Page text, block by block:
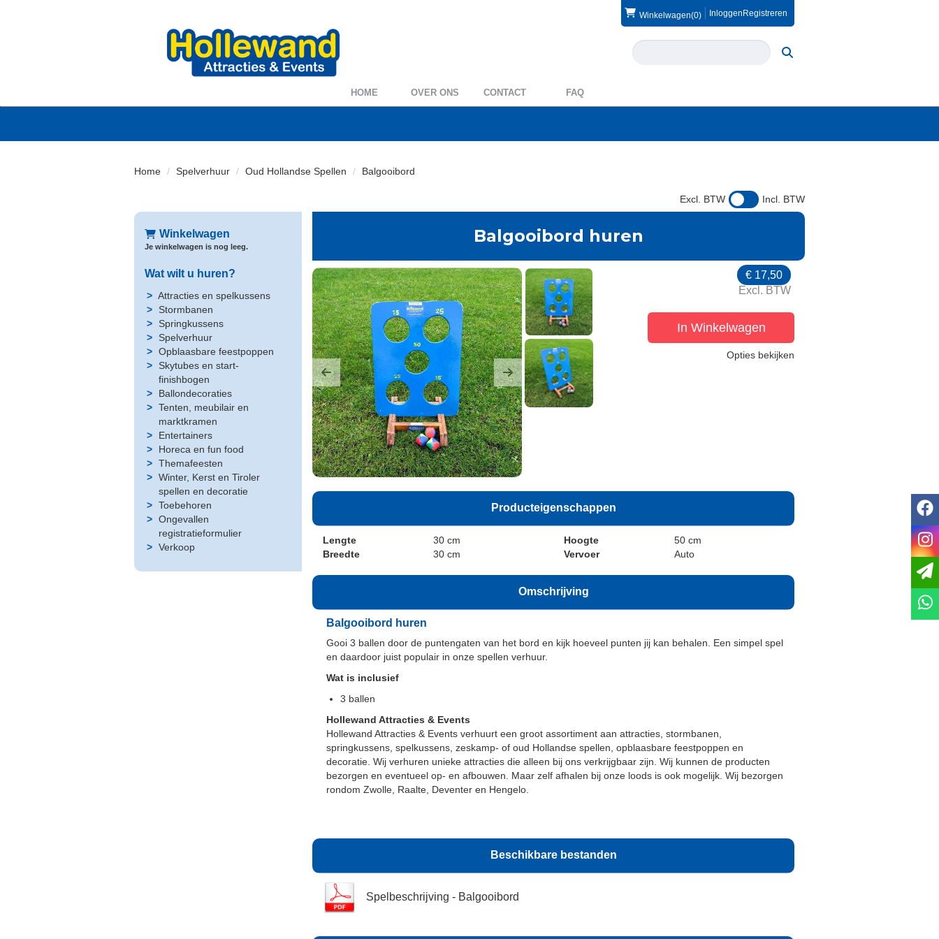
Winkelwagen(0) Inloggen Registreren
HOME OVER ONS CONTACT FAQ
Home Spelverhuur Oud Hollandse Spellen Balgooibord
Excl. BTW Incl. BTW
Winkelwagen
Je winkelwagen is nog leeg.
Wat wilt u huren?
Attracties en spelkussens
Stormbanen
Springkussens
Spelverhuur
Opblaasbare feestpoppen
Skytubes en start-
finishbogen
Ballondecoraties
Tenten, meubilair en
marktkramen
Entertainers
Horeca en fun food
Themafeesten
Winter, Kerst en Tiroler
spellen en decoratie
Toebehoren
Ongevallen
registratieformulier
Verkoop
Balgooibord huren
Previous Next
€ 17,50
Excl. BTW
In Winkelwagen
Opties bekijken
Producteigenschappen
Lengte
30 cm
Breedte
30 cm
Hoogte
50 cm
Vervoer
Auto
Omschrijving
Balgooibord huren
Gooi 3 ballen door de puntengaten van het bord en kijk hoeveel punten jij kan behalen. Een simpel spel
en daardoor juist populair in onze spellen verhuur.
Wat is inclusief
3 ballen
Hollewand Attracties & Events
Hollewand Attracties & Events verhuurt een groot assortiment aan attracties, stormbanen,
springkussens, spelkussens, zeskamp- of oud Hollandse spellen, opblaasbare feestpoppen en
decoratie. Wij verhuren unieke attracties die alleen bij ons verkrijgbaar zijn. Wij kunnen de producten
bezorgen en eventueel op- en afbouwen. Maar zelf afhalen bij onze loods is ook mogelijk. Wij bezorgen
rondom Zwolle, Raalte, Deventer en Hengelo.
Beschikbare bestanden
Spelbeschrijving - Balgooibord